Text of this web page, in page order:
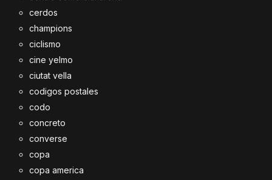
cerdos
champions
ciclismo
cine yelmo
ciutat vella
codigos postales
codo
concreto
converse
copa
copa america